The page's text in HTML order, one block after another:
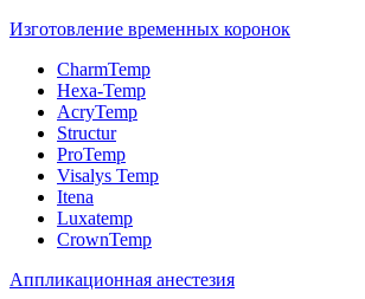
Изготовление временных коронок
CharmTemp
Hexa-Temp
AcryTemp
Structur
ProTemp
Visalys Temp
Itena
Luxatemp
CrownTemp
Аппликационная анестезия